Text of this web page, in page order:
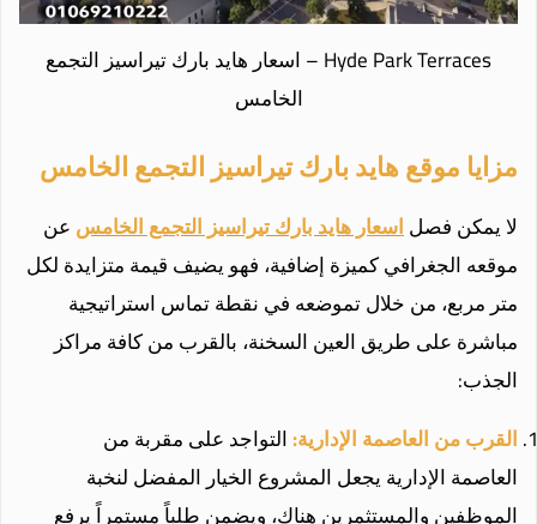
Hyde Park Terraces – اسعار هايد بارك تيراسيز التجمع
الخامس
مزايا موقع هايد بارك تيراسيز التجمع الخامس
لا يمكن فصلاسعار هايد بارك تيراسيز التجمع الخامسعن
موقعه الجغرافي كميزة إضافية، فهو يضيف قيمة متزايدة لكل
متر مربع، من خلال تموضعه في نقطة تماس استراتيجية
مباشرة على طريق العين السخنة، بالقرب من كافة مراكز
الجذب:
القرب من العاصمة الإدارية:التواجد على مقربة من
العاصمة الإدارية يجعل المشروع الخيار المفضل لنخبة
الموظفين والمستثمرين هناك، ويضمن طلباً مستمراً يرفع